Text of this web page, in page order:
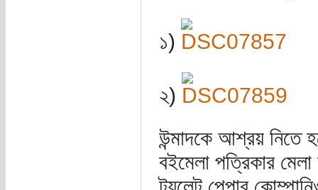
১)
২)
উন্মাদকে আশ্রয় নিতে
বইমেলা পত্রিকার